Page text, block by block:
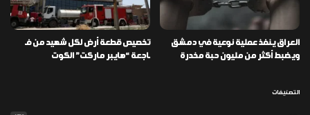
العراق ينفذ عملية نوعية في دمشق
ويضبط أكثر من مليون حبة مخدرة
تخصيص قطعة أرض لكل شهيد من فـ
ـاجعة “هايبر ماركت” الكوت
التصنيفات